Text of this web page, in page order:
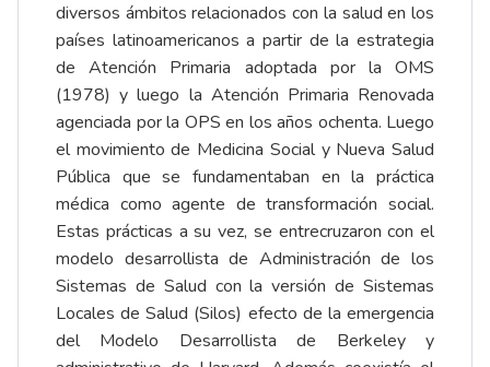
diversos ámbitos relacionados con la salud en los
países latinoamericanos a partir de la estrategia
de Atención Primaria adoptada por la OMS
(1978) y luego la Atención Primaria Renovada
agenciada por la OPS en los años ochenta. Luego
el movimiento de Medicina Social y Nueva Salud
Pública que se fundamentaban en la práctica
médica como agente de transformación social.
Estas prácticas a su vez, se entrecruzaron con el
modelo desarrollista de Administración de los
Sistemas de Salud con la versión de Sistemas
Locales de Salud (Silos) efecto de la emergencia
del Modelo Desarrollista de Berkeley y